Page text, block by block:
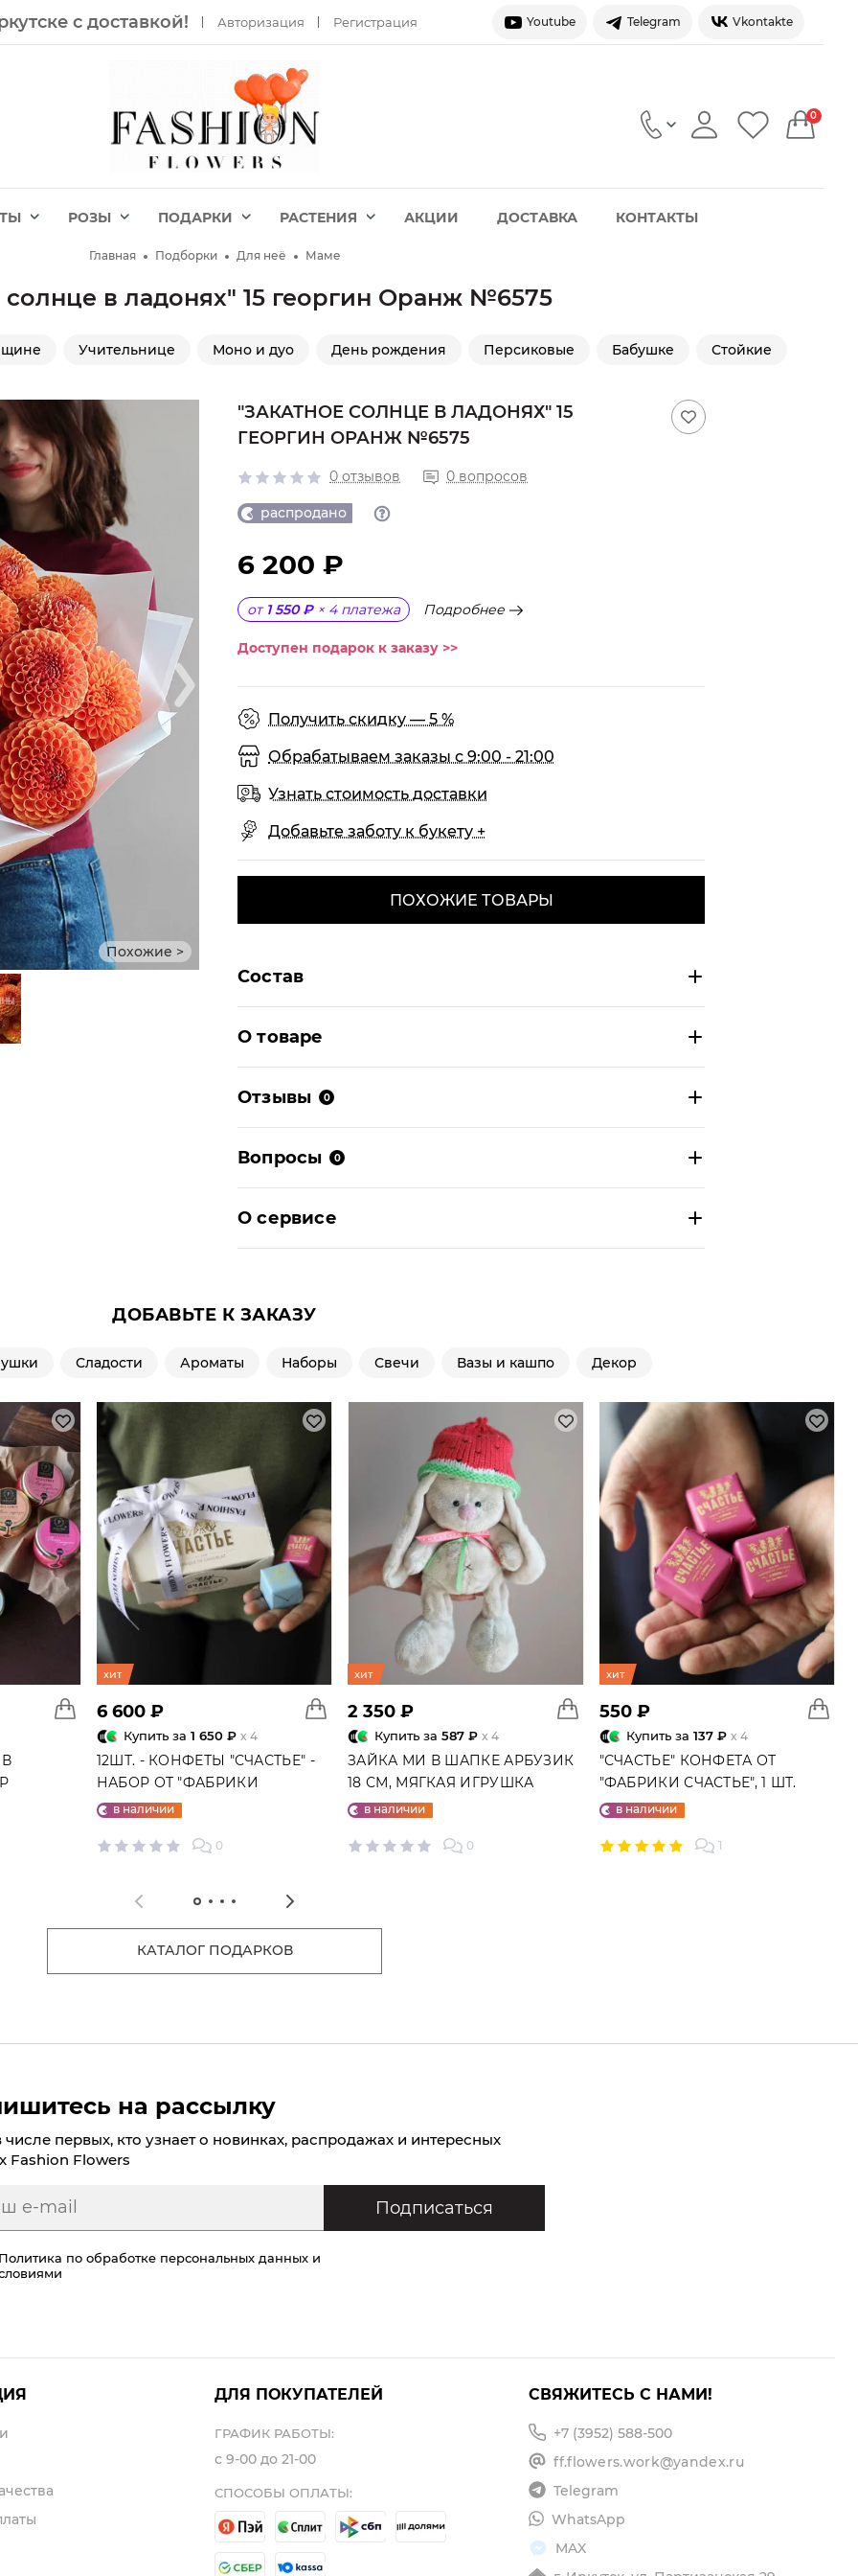
с доставкой! Авторизация Регистрация Youtube Telegram Vkontakte
0
РОЗЫ ПОДАРКИ РАСТЕНИЯ АКЦИИ ДОСТАВКА КОНТАКТЫ
Главная Подборки Для неё Маме
солнце в ладонях" 15 георгин Оранж №6575
Учительнице Моно и дуо День рождения Персиковые Бабушке Стойкие
Похожие >
"ЗАКАТНОЕ СОЛНЦЕ В ЛАДОНЯХ" 15
ГЕОРГИН ОРАНЖ №6575
0 отзывов 0 вопросов
распродано
6 200 ₽
от 1 550 ₽ × 4 платежа Подробнее
Доступен подарок к заказу >>
Получить скидку — 5 %
Обрабатываем заказы с 9:00 - 21:00
Узнать стоимость доставки
Добавьте заботу к букету +
ПОХОЖИЕ ТОВАРЫ
Состав
О товаре
Отзывы 0
Вопросы 0
О сервисе
ДОБАВЬТЕ К ЗАКАЗУ
Сладости Ароматы Наборы Свечи Вазы и кашпо Декор
хит
6 600 ₽
Купить за 1 650 ₽ x 4
12ШТ. - КОНФЕТЫ "СЧАСТЬЕ" -
НАБОР ОТ "ФАБРИКИ
СЧАСТЬЕ"
в наличии
0
хит
2 350 ₽
Купить за 587 ₽ x 4
ЗАЙКА МИ В ШАПКЕ АРБУЗИК
18 СМ, МЯГКАЯ ИГРУШКА
в наличии
0
хит
550 ₽
Купить за 137 ₽ x 4
"СЧАСТЬЕ" КОНФЕТА ОТ
"ФАБРИКИ СЧАСТЬЕ", 1 ШТ.
в наличии
1
КАТАЛОГ ПОДАРКОВ
на рассылку
числе первых, кто узнает о новинках, распродажах и интересных
Fashion Flowers
по обработке персональных данных и
Подписаться
ДЛЯ ПОКУПАТЕЛЕЙ
ГРАФИК РАБОТЫ:
с 9-00 до 21-00
СПОСОБЫ ОПЛАТЫ:
СВЯЖИТЕСЬ С НАМИ!
+7 (3952) 588-500
ff.flowers.work@yandex.ru
Telegram
WhatsApp
MAX